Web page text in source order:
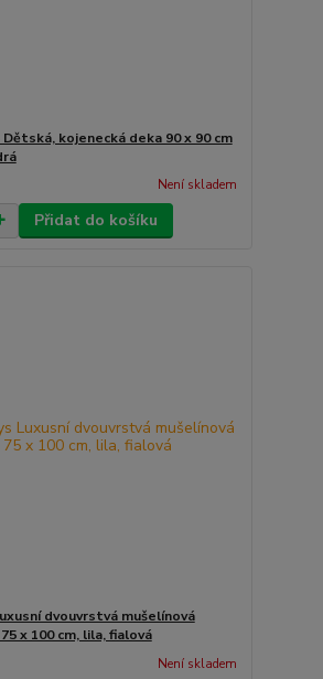
Dětská, kojenecká deka 90 x 90 cm
Není skladem
Přidat do košíku
dvouvrstvá mušelínová
x 100 cm, lila, fialová
Není skladem